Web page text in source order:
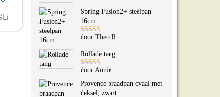
heeft meerdere variaties. Deze optie kan gekozen
Spring Fusion2+ steelpan
16cm
Gewaardeerd
door Theo R.
Rollade tang
Gewaardeerd
5uit 5
door Annie
Provence braadpan ovaal met
deksel, zwart